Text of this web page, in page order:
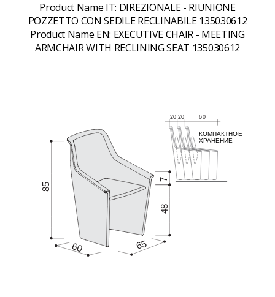
Product Name IT: DIREZIONALE - RIUNIONE
POZZETTO CON SEDILE RECLINABILE 135030612
Product Name EN: EXECUTIVE CHAIR - MEETING
ARMCHAIR WITH RECLINING SEAT 135030612